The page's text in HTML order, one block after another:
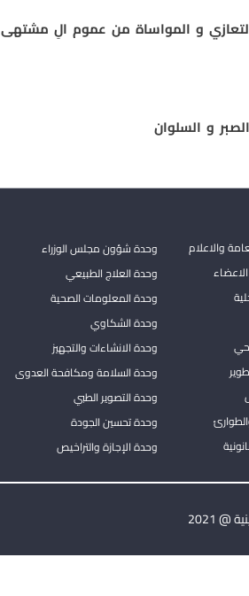
و المواساة من عموم الِ مشتهى
و السلوان
والاعلام
وحدة شؤون مجلس الوزراء
وحدة العلاج الطبيعي
وحدة المعلومات الصحية
وحدة الشكاوي
وحدة الانشاءات والتجهيز
وحدة السلامة ومكافحة العدوى
وحدة التصوير الطبي
وحدة تحسين الجودة
وحدة الإجازة والتراخيص
2021